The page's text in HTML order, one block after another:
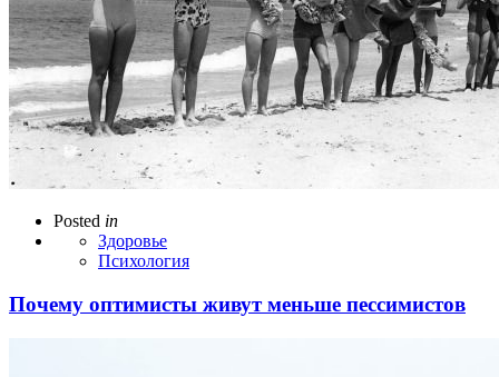
Posted in
Здоровье
Психология
Почему оптимисты живут меньше пессимистов